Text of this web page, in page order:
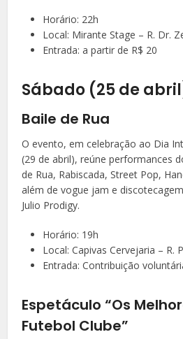
Horário: 22h
Local: Mirante Stage – R. Dr.
Entrada: a partir de R$ 20
Sábado (25 de
Baile de Rua
O evento, em celebração ao Dia
(29 de abril), reúne performances
de Rua, Rabiscada, Street Pop,
além de vogue jam e
Julio Prodigy.
Horário: 19h
Local: Capivas Cervejaria – R.
Entrada: Contribuição
Espetáculo “Os
Futebol Clube”